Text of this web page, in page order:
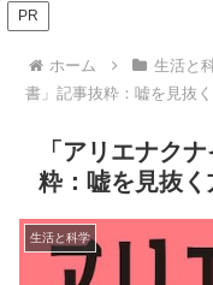
PR
ホーム 生活と
書」記事抜粋：嘘を見抜
「アリエナク
粋：嘘を見抜
生活と科学